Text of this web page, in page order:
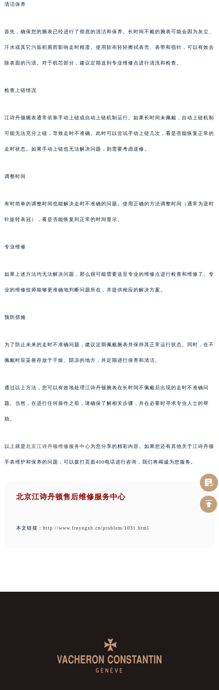
清洁保养
首先，确保您的腕表已经进行了彻底的清洁和保养。长时间不戴的腕表可能会因为灰尘、
汗水或其它污垢积累而影响走时精度。使用软布轻轻擦拭表壳、表带和指针，可以有效去
除表面的污渍。对于机芯部分，建议定期送到专业维修点进行清洗和检查。
检查上链情况
江诗丹顿腕表通常依靠手动上链或自动上链机制运行。如果长时间未佩戴，自动上链机制
可能无法充分上链，导致走时不准确。此时可以尝试手动上链几次，看是否能恢复正常的
走时状态。如果手动上链也无法解决问题，则需要考虑送修。
调整时间
有时简单的调整时间也能解决走时不准确的问题。使用正确的方法调整时间（通常为逆时
针旋转表冠），看是否能恢复到正常的时间显示。
专业维修
如果上述方法均无法解决问题，那么很可能需要送至专业的维修点进行检查和维修了。专
业的维修技师能够更准确地判断问题所在，并提供相应的解决方案。
预防措施
为了防止未来的走时不准确问题，建议定期佩戴腕表并保持其正常运行状态。同时，在不
佩戴时应妥善存放于干燥、阴凉的地方，并定期进行保养和清洁。
通过以上方法，您可以有效地处理江诗丹顿腕表在长时间不佩戴后出现的走时不准确问
题。当然，在进行任何操作之前，请确保了解相关步骤，并在必要时寻求专业人士的帮
助。
以上就是北京江诗丹顿维修服务中心为您分享的精彩内容。如果您还有其他关于江诗丹顿
手表维护和保养的问题，可以拨打页面400电话进行咨询，我们将竭诚为您服务。
北京江诗丹顿售后维修服务中心
本文链接： http://www.frnyngxb.cn/problem/1031.html